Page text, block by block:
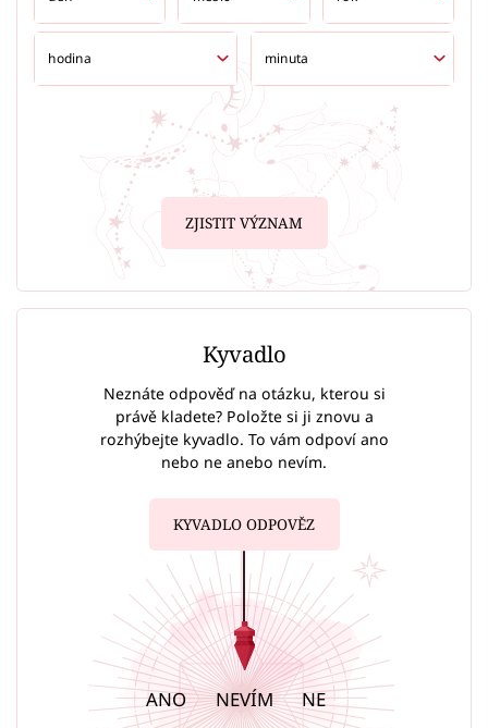
ZJISTIT VÝZNAM
Kyvadlo
Neznáte odpověď na otázku, kterou si
právě kladete? Položte si ji znovu a
rozhýbejte kyvadlo. To vám odpoví ano
nebo ne anebo nevím.
KYVADLO ODPOVĚZ
ANO NEVÍM NE